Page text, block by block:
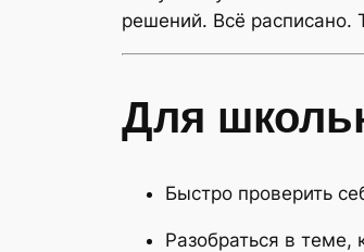
решений. Всё
Для
Быстро проверить
Разобраться в теме,